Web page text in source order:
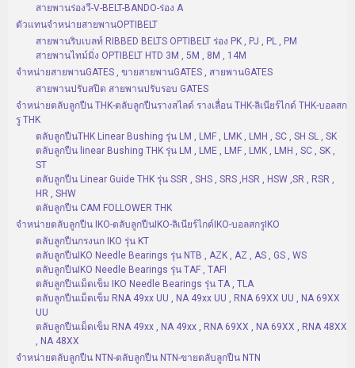
สายพานร่องวี-V-BELT-BANDO-ร่อง A
ตัวแทนจำหน่ายสายพานOPTIBELT
สายพานริบเบลท์ RIBBED BELTS OPTIBELT ร่อง PK , PJ , PL , PM
สายพานไทม์มิ่ง OPTIBELT HTD 3M , 5M , 8M , 14M
จำหน่ายสายพานGATES , ขายสายพานGATES , สายพานGATES
สายพานปรับสปีด สายพานปรับรอบ GATES
จำหน่ายตลับลูกปืน THK-ตลับลูกปืนรางสไลด์ รางเลื่อน THK-ลิเนียร์ไกด์ THK-บอลสก
รู THK
ตลับลูกปืนTHK Linear Bushing รุ่น LM , LMF , LMK , LMH , SC , SH SL , SK
ตลับลูกปืน linear Bushing THK รุ่น LM , LME , LMF , LMK , LMH , SC , SK ,
ST
ตลับลูกปืน Linear Guide THK รุ่น SSR , SHS , SRS ,HSR , HSW ,SR , RSR ,
HR , SHW
ตลับลูกปืน CAM FOLLOWER THK
จำหน่ายตลับลูกปืน IKO-ตลับลูกปืนIKO-ลิเนียร์ไกด์IKO-บอลสกรูIKO
ตลับลูกปืนกรงนก IKO รุ่น KT
ตลับลูกปืนIKO Needle Bearings รุ่น NTB , AZK , AZ , AS , GS , WS
ตลับลูกปืนIKO Needle Bearings รุ่น TAF , TAFI
ตลับลูกปืนเม็ดเข็ม IKO Needle Bearings รุ่น TA , TLA
ตลับลูกปืนเม็ดเข็ม RNA 49xx UU , NA 49xx UU , RNA 69XX UU , NA 69XX
UU
ตลับลูกปืนเม็ดเข็ม RNA 49xx , NA 49xx , RNA 69XX , NA 69XX , RNA 48XX
, NA 48XX
จำหน่ายตลับลูกปืน NTN-ตลับลูกปืน NTN-ขายตลับลูกปืน NTN